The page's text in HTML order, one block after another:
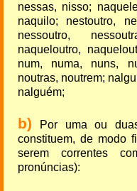
nessas, nisso;
naquilo; nestoutro,
nessoutro,
naqueloutro,
num, numa, nuns,
noutras, noutrem;
nalguém;
b) Por uma ou
constituem, de modo
serem correntes
pronúncias):